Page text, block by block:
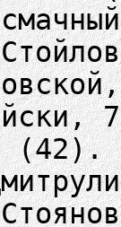
(42).